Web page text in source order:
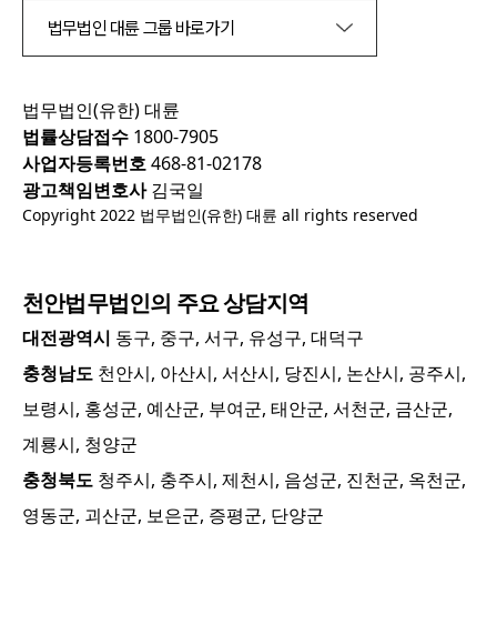
법무법인 대륜 그룹 바로가기
법무법인(유한) 대륜
법률상담접수 1800-7905
사업자등록번호468-81-02178
광고책임변호사김국일
Copyright 2022 법무법인(유한) 대륜 all rights reserved
천안법무법인의 주요 상담지역
대전광역시 동구, 중구, 서구, 유성구, 대덕구
충청남도 천안시, 아산시, 서산시, 당진시, 논산시, 공주시,
보령시, 홍성군, 예산군, 부여군, 태안군, 서천군, 금산군,
계룡시, 청양군
충청북도 청주시, 충주시, 제천시, 음성군, 진천군, 옥천군,
영동군, 괴산군, 보은군, 증평군, 단양군